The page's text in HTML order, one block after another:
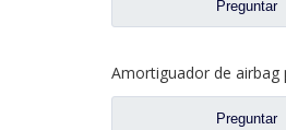
Preguntar
Preguntar